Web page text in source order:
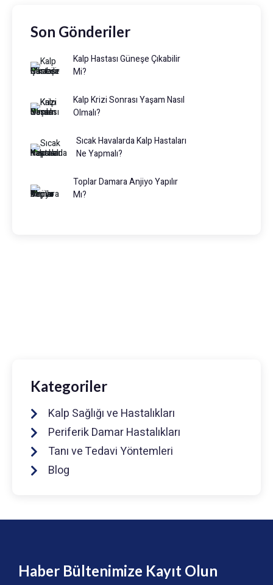
Son Gönderiler
Kalp Hastası Güneşe Çıkabilir
Mi?
Kalp Krizi Sonrası Yaşam Nasıl
Olmalı?
Sıcak Havalarda Kalp Hastaları
Ne Yapmalı?
Toplar Damara Anjiyo Yapılır
Mı?
Kategoriler
Kalp Sağlığı ve Hastalıkları
Periferik Damar Hastalıkları
Tanı ve Tedavi Yöntemleri
Blog
Haber Bültenimize Kayıt Olun